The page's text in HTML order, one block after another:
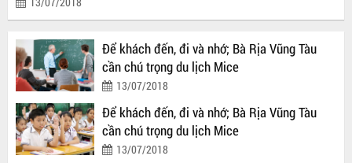
Để khách đến, đi và nhớ; Bà Rịa Vũng Tàu
cần chú trọng du lịch Mice
13/07/2018
Để khách đến, đi và nhớ; Bà Rịa Vũng Tàu
cần chú trọng du lịch Mice
13/07/2018